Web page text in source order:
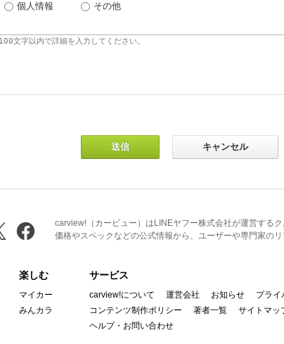
個人情報
その他
carview!（カービュー）はLINEヤフー株式会社が運営する
価格やスペックなどの公式情報から、ユーザーや専門家の
楽しむ
マイカー
みんカラ
サービス
carview!について 運営会社 お知らせ プライ
コンテンツ制作ポリシー
著者一覧 サイトマッ
ヘルプ・お問い合わせ